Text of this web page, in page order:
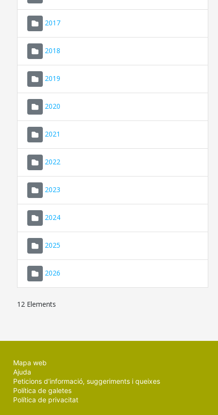
2017
2018
2019
2020
2021
2022
2023
2024
2025
2026
12 Elements
Mapa web
Ajuda
Peticions d'informació, suggeriments i queixes
Política de galetes
Política de privacitat